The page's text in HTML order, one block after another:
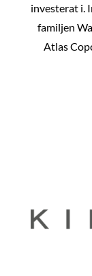
investerat i.
familjen
Atlas